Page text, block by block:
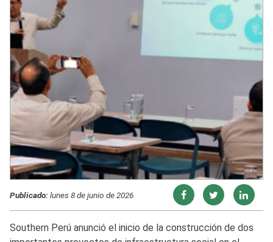
Publicado:lunes 8 de junio de 2026
Southern Perú anunció el inicio de la construcción de dos